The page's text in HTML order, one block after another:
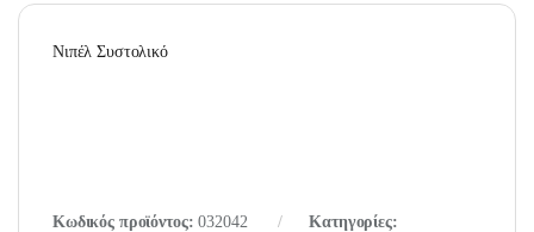
Νιπέλ Συστολικό
Κωδικός προϊόντος:032042
Κατηγορίες: